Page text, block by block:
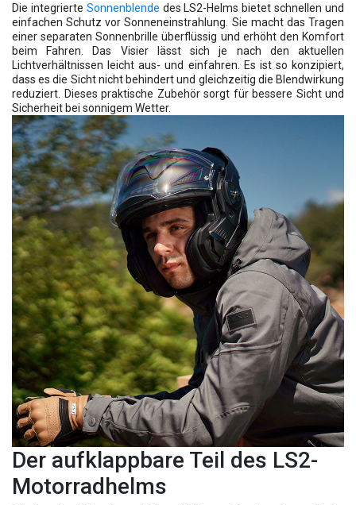
Die integrierte Sonnenblende des LS2-Helms bietet schnellen und
einfachen Schutz vor Sonneneinstrahlung. Sie macht das Tragen
einer separaten Sonnenbrille überflüssig und erhöht den Komfort
beim Fahren. Das Visier lässt sich je nach den aktuellen
Lichtverhältnissen leicht aus- und einfahren. Es ist so konzipiert,
dass es die Sicht nicht behindert und gleichzeitig die Blendwirkung
reduziert. Dieses praktische Zubehör sorgt für bessere Sicht und
Sicherheit bei sonnigem Wetter.
Der aufklappbare Teil des LS2-
Motorradhelms